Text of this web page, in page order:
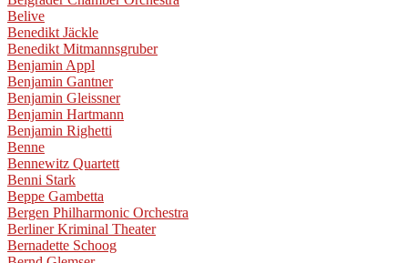
Belive
Benedikt Jäckle
Benedikt Mitmannsgruber
Benjamin Appl
Benjamin Gantner
Benjamin Gleissner
Benjamin Hartmann
Benjamin Righetti
Benne
Bennewitz Quartett
Benni Stark
Beppe Gambetta
Bergen Philharmonic Orchestra
Berliner Kriminal Theater
Bernadette Schoog